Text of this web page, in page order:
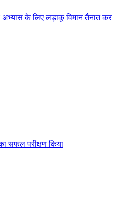
अभ्यास के लिए लड़ाकू विमान तैनात कर
सफल परीक्षण किया